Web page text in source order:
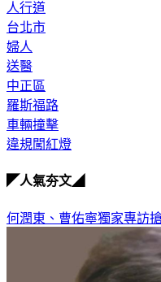
人行道
台北市
婦人
送醫
中正區
羅斯福路
車輛撞擊
違規闖紅燈
◤人氣夯文◢
何潤東、曹佑寧獨家專訪